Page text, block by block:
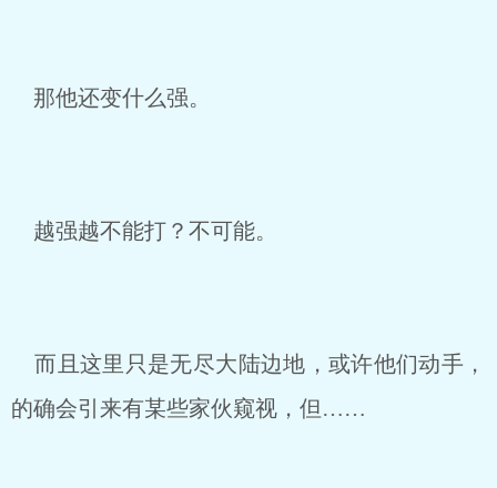
那他还变什么强。
越强越不能打？不可能。
而且这里只是无尽大陆边地，或许他们动手，
的确会引来有某些家伙窥视，但……